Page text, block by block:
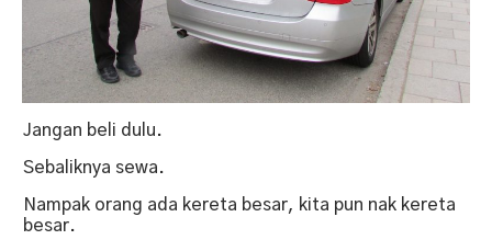
Jangan beli dulu.
Sebaliknya sewa.
Nampak orang ada kereta besar, kita pun nak kereta
besar.